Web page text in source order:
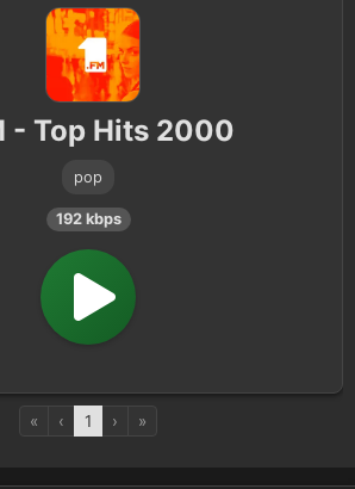
- Top Hits 2000
pop
192 kbps
« ‹ 1 › »